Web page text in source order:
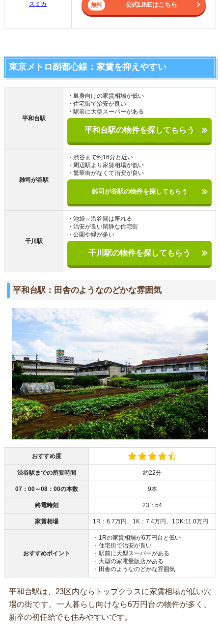
スミカ 公式LINEはこちら
東京メトロ副都心線：家賃を抑えやすい
平和台駅
・単身向けの家賃相場が低い
・住宅街で治安が良い
・駅前に大型スーパーがある
平和台駅の物件を探してもらう
雑司が谷駅
・渋谷まで約16分と近い
・周辺駅より家賃相場が低い
・繁華街がなくて治安が良い
雑司が谷駅の物件を探してもらう
千川駅
・池袋～渋谷間は座れる
・治安が良い閑静な住宅街
・公園や緑が多い
千川駅の物件を探してもらう
平和台駅：田舎のようなのどかな雰囲気
おすすめ度
渋谷駅までの所要時間 約22分
07：00～08：00の本数 9本
終電時刻 23：54
家賃相場 1R：6.7万円、1K：7.4万円、1DK:11.0万円
おすすめポイント
・1Rの家賃相場が6万円台と低い
・住宅街で治安が良い
・駅前に大型スーパーがある
・大型の家電量販店がある
・田舎のようなのどかな雰囲気
平和台駅は、23区内ならトップクラスに家賃相場が低い穴
場の街です。一人暮らし向けなら6万円台の物件が多く、
新卒の初任給でも住みやすいです。